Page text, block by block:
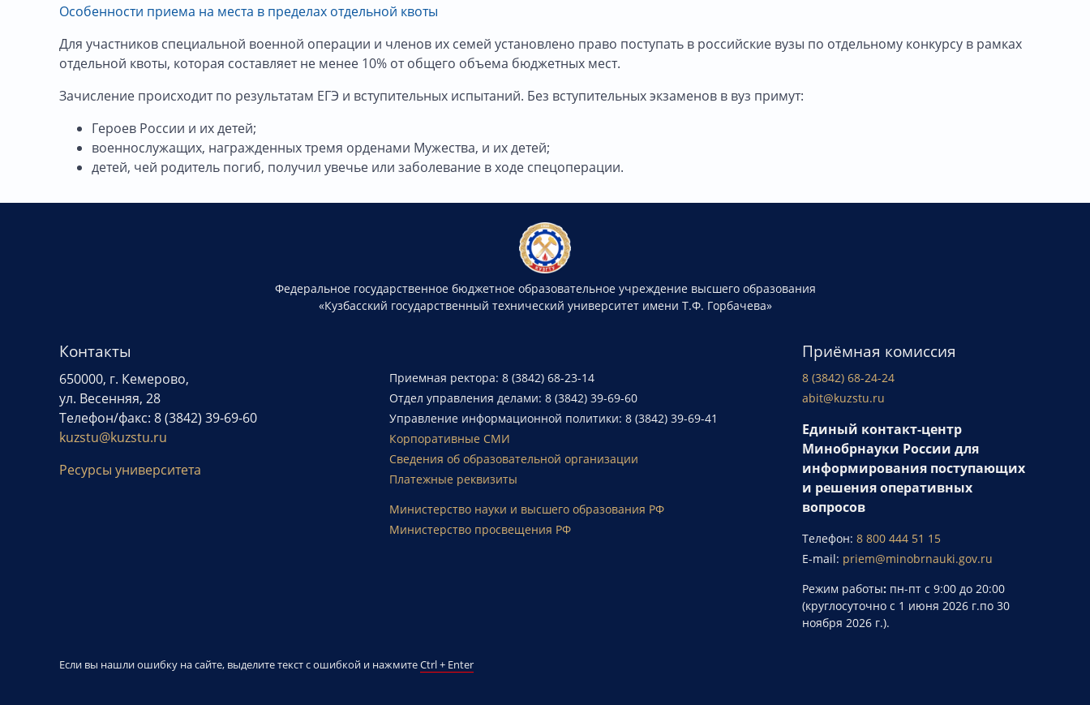
Особенности приема на места в пределах отдельной квоты
Для участников специальной военной операции и членов их семей установлено право поступать в российские вузы по отдельному конкурсу в рамках
отдельной квоты, которая составляет не менее 10% от общего объема бюджетных мест.
Зачисление происходит по результатам ЕГЭ и вступительных испытаний. Без вступительных экзаменов в вуз примут:
Героев России и их детей;
военнослужащих, награжденных тремя орденами Мужества, и их детей;
детей, чей родитель погиб, получил увечье или заболевание в ходе спецоперации.
Федеральное государственное бюджетное образовательное учреждение высшего образования
«Кузбасский государственный технический университет имени Т.Ф. Горбачева»
Контакты
650000, г. Кемерово,
ул. Весенняя, 28
Телефон/факс: 8 (3842) 39-69-60
kuzstu@kuzstu.ru
Ресурсы университета
Приемная ректора: 8 (3842) 68-23-14
Отдел управления делами: 8 (3842) 39-69-60
Управление информационной политики: 8 (3842) 39-69-41
Корпоративные СМИ
Сведения об образовательной организации
Платежные реквизиты
Министерство науки и высшего образования РФ
Министерство просвещения РФ
Приёмная комиссия
8 (3842) 68-24-24
abit@kuzstu.ru
Единый контакт-центр
Минобрнауки России для
информирования поступающих
и решения оперативных
вопросов
Телефон:8 800 444 51 15
E-mail: priem@minobrnauki.gov.ru
Режим работы: пн-пт с 9:00 до 20:00
(круглосуточно с 1 июня 2026 г.по 30
ноября 2026 г.).
Если вы нашли ошибку на сайте, выделите текст с ошибкой и нажмитеCtrl + Enter